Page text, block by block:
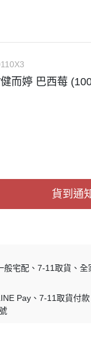
而婷 巴西莓
貨到通
般宅配 7-11取貨
全
Pay 7-11取貨付款